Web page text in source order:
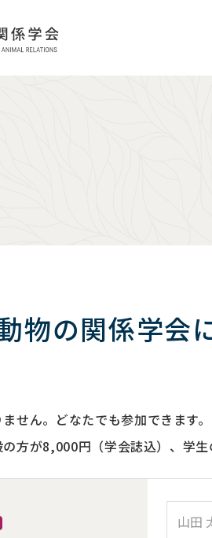
物の関係学会
せん。どなたでも参加できます。
方が8,000円（学会誌込）、学生